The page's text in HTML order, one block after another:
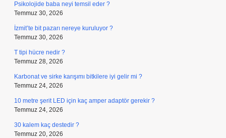
Psikolojide baba neyi temsil eder ?
Temmuz 30, 2026
İzmit’te bit pazarı nereye kuruluyor ?
Temmuz 30, 2026
T tipi hücre nedir ?
Temmuz 28, 2026
Karbonat ve sirke karışımı bitkilere iyi gelir mi ?
Temmuz 24, 2026
10 metre şerit LED için kaç amper adaptör gerekir ?
Temmuz 24, 2026
30 kalem kaç destedir ?
Temmuz 20, 2026